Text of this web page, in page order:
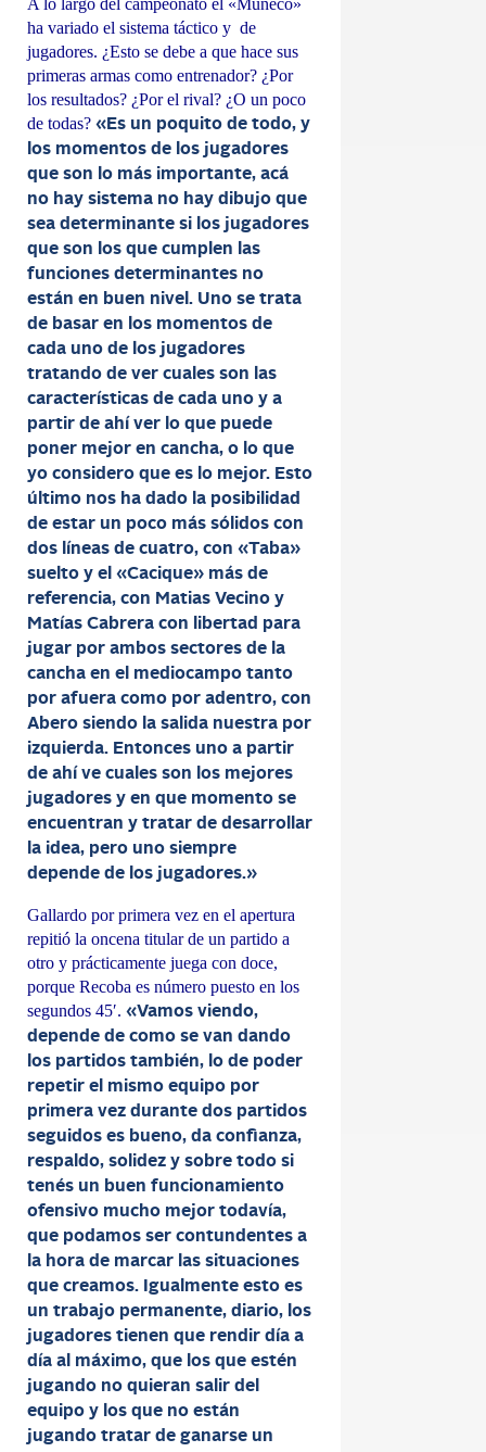
A lo largo del campeonato el «Muñeco»
ha variado el sistema táctico y de
jugadores. ¿Esto se debe a que hace sus
primeras armas como entrenador? ¿Por
los resultados? ¿Por el rival? ¿O un poco
de todas? «Es un poquito de todo, y
los momentos de los jugadores
que son lo más importante, acá
no hay sistema no hay dibujo que
sea determinante si los jugadores
que son los que cumplen las
funciones determinantes no
están en buen nivel. Uno se trata
de basar en los momentos de
cada uno de los jugadores
tratando de ver cuales son las
características de cada uno y a
partir de ahí ver lo que puede
poner mejor en cancha, o lo que
yo considero que es lo mejor. Esto
último nos ha dado la posibilidad
de estar un poco más sólidos con
dos líneas de cuatro, con «Taba»
suelto y el «Cacique» más de
referencia, con Matias Vecino y
Matías Cabrera con libertad para
jugar por ambos sectores de la
cancha en el mediocampo tanto
por afuera como por adentro, con
Abero siendo la salida nuestra por
izquierda. Entonces uno a partir
de ahí ve cuales son los mejores
jugadores y en que momento se
encuentran y tratar de desarrollar
la idea, pero uno siempre
depende de los jugadores.»
Gallardo por primera vez en el apertura
repitió la oncena titular de un partido a
otro y prácticamente juega con doce,
porque Recoba es número puesto en los
segundos 45′. «Vamos viendo,
depende de como se van dando
los partidos también, lo de poder
repetir el mismo equipo por
primera vez durante dos partidos
seguidos es bueno, da confianza,
respaldo, solidez y sobre todo si
tenés un buen funcionamiento
ofensivo mucho mejor todavía,
que podamos ser contundentes a
la hora de marcar las situaciones
que creamos. Igualmente esto es
un trabajo permanente, diario, los
jugadores tienen que rendir día a
día al máximo, que los que estén
jugando no quieran salir del
equipo y los que no están
jugando tratar de ganarse un